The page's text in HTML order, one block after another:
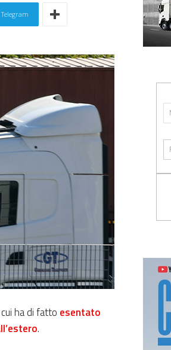
Telegram
ha di fatto esentato
.